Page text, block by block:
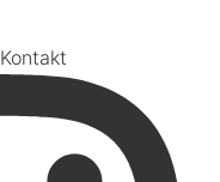
Kontakt